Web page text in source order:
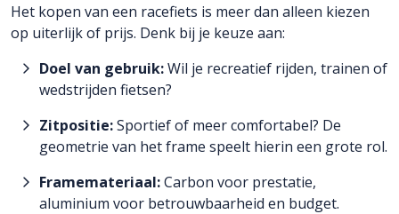
Het kopen van een racefiets is meer dan alleen kiezen
op uiterlijk of prijs. Denk bij je keuze aan:
Doel van gebruik:Wil je recreatief rijden, trainen of
wedstrijden fietsen?
Zitpositie:Sportief of meer comfortabel? De
geometrie van het frame speelt hierin een grote rol.
Framemateriaal:Carbon voor prestatie,
aluminium voor betrouwbaarheid en budget.